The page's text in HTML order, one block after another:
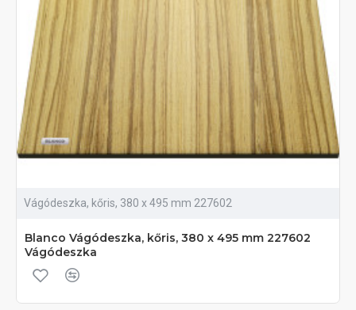
Vágódeszka, kőris, 380 x 495 mm 227602
Blanco Vágódeszka, kőris, 380 x 495 mm 227602
Vágódeszka